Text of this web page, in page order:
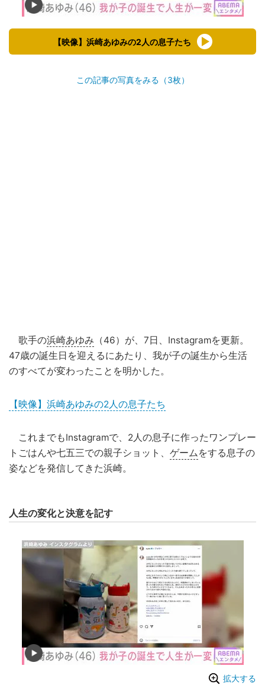
【映像】浜崎あゆみの2人の息子たち
この記事の写真をみる（3枚）
歌手の浜崎あゆみ （46）が、7日、Instagramを更新。
47歳の誕生日を迎えるにあたり、我が子の誕生から生活
のすべてが変わったことを明かした。
【映像】浜崎あゆみの2人の息子たち
これまでもInstagramで、2人の息子に作ったワンプレー
トごはんや七五三での親子ショット、 ゲームをする息子の
姿などを発信してきた浜崎。
人生の変化と決意を記す
拡大する